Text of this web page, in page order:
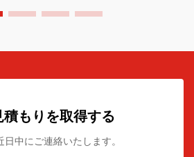
積もりを取得する
日中にご連絡いたします。